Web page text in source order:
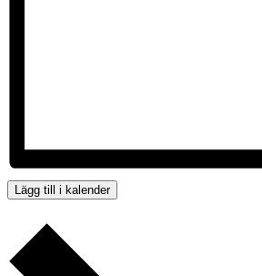
Lägg till i kalender